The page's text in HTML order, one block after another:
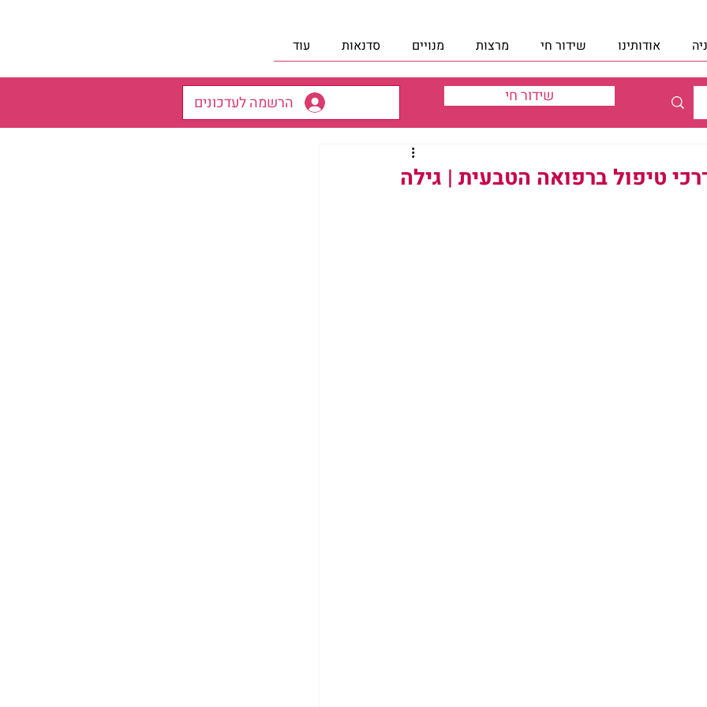
אודותינו שידור חי מרצות מנויים סדנאות עוד
הרשמה לעדכונים שידור חי
טיפול ברפואה הטבעית | גילה